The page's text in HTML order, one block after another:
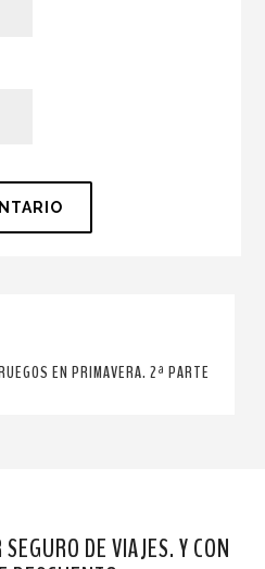
EN PRIMAVERA. 2ª PARTE
DE VIAJES. Y CON